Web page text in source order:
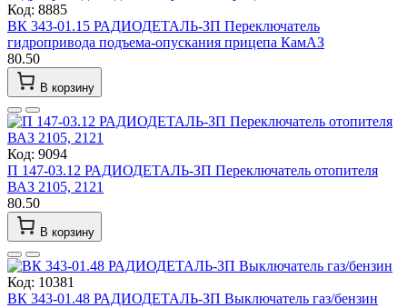
Код: 8885
ВК 343-01.15 РАДИОДЕТАЛЬ-ЗП Переключатель
гидропривода подъема-опускания прицепа КамАЗ
80.50
В корзину
Код: 9094
П 147-03.12 РАДИОДЕТАЛЬ-ЗП Переключатель отопителя
ВАЗ 2105, 2121
80.50
В корзину
Код: 10381
ВК 343-01.48 РАДИОДЕТАЛЬ-ЗП Выключатель газ/бензин